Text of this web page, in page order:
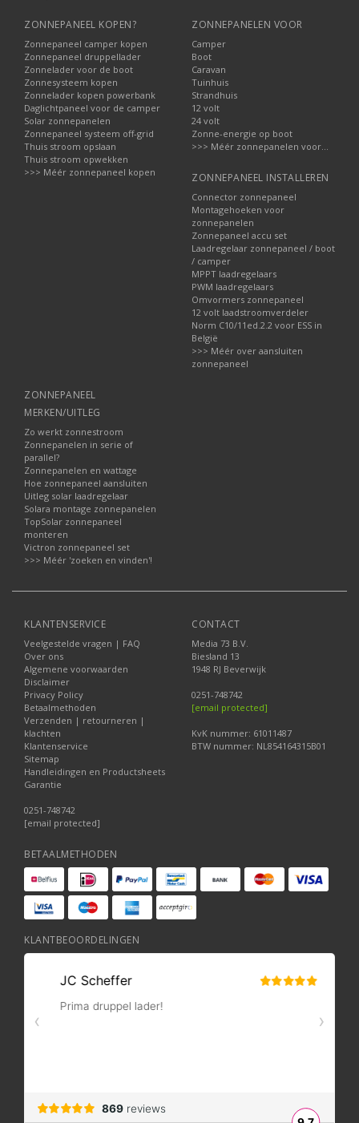
ZONNEPANEEL KOPEN?
Zonnepaneel camper kopen
Zonnepaneel druppellader
Zonnelader voor de boot
Zonnesysteem kopen
Zonnelader kopen powerbank
Daglichtpaneel voor de camper
Solar zonnepanelen
Zonnepaneel systeem off-grid
Thuis stroom opslaan
Thuis stroom opwekken
>>> Méér zonnepaneel kopen
ZONNEPANELEN VOOR
Camper
Boot
Caravan
Tuinhuis
Strandhuis
12 volt
24 volt
Zonne-energie op boot
>>> Méér zonnepanelen voor...
ZONNEPANEEL INSTALLEREN
Connector zonnepaneel
Montagehoeken voor
zonnepanelen
Zonnepaneel accu set
Laadregelaar zonnepaneel / boot
/ camper
MPPT laadregelaars
PWM laadregelaars
Omvormers zonnepaneel
12 volt laadstroomverdeler
Norm C10/11ed.2.2 voor ESS in
België
>>> Méér over aansluiten
zonnepaneel
ZONNEPANEEL
MERKEN/UITLEG
Zo werkt zonnestroom
Zonnepanelen in serie of
parallel?
Zonnepanelen en wattage
Hoe zonnepaneel aansluiten
Uitleg solar laadregelaar
Solara montage zonnepanelen
TopSolar zonnepaneel
monteren
Victron zonnepaneel set
>>> Méér 'zoeken en vinden'!
KLANTENSERVICE
Veelgestelde vragen | FAQ
Over ons
Algemene voorwaarden
Disclaimer
Privacy Policy
Betaalmethoden
Verzenden | retourneren |
klachten
Klantenservice
Sitemap
Handleidingen en Productsheets
Garantie
0251-748742
[email protected]
CONTACT
Media 73 B.V.
Biesland 13
1948 RJ Beverwijk
0251-748742
[email protected]
KvK nummer: 61011487
BTW nummer: NL854164315B01
BETAALMETHODEN
KLANTBEOORDELINGEN